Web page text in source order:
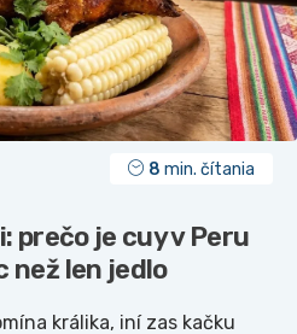
8 min. čítania
prečo je cuy v Peru
než len jedlo
králika, iní zas kačku